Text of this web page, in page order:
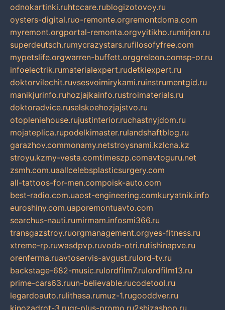
odnokartinki.ruhtccare.rublogizotovoy.ru
oysters-digital.ruo-remonte.orgremontdoma.com
myremont.orgportal-remonta.orgvyitikho.rumirjon.ru
superdeutsch.rumycrazystars.rufilosofyfree.com
mypetslife.orgwarren-buffett.orggreleon.comsp-or.ru
infoelectrik.rumaterialexpert.rudetkiexpert.ru
doktorvilechit.ruvsesvoimirykami.ruinstrumentgid.ru
manikjurinfo.ruhozjajkainfo.rustroimaterials.ru
doktoradvice.ruselskoehozjajstvo.ru
otopleniehouse.rujustinterior.ruchastnyjdom.ru
mojateplica.rupodelkimaster.rulandshaftblog.ru
garazhov.commonamy.netstroysnami.kzlcna.kz
stroyu.kzmy-vesta.comtimeszp.comavtoguru.net
zsmh.com.uaallcelebsplasticsurgery.com
all-tattoos-for-men.compoisk-auto.com
best-radio.com.uaost-engineering.comkuryatnik.info
euroshiny.com.uaporemontuavto.com
searchus-nauti.rumirmam.infosmi366.ru
transgazstroy.ruorgmanagement.orgyes-fitness.ru
xtreme-rp.ruwasdpvp.ruvoda-otri.rutishinapve.ru
orenferma.ruavtoservis-avgust.rulord-tv.ru
backstage-682-music.rulordfilm7.rulordfilm13.ru
prime-cars63.ruun-believable.rucodetool.ru
legardoauto.rulithasa.rumuz-1.rugooddver.ru
kinozadrot-3.ruqr-plus-promo.ru2shizashop.ru